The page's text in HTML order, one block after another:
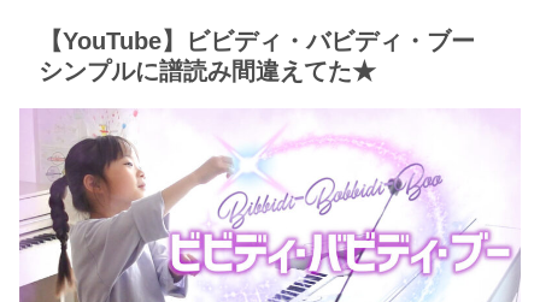
【YouTube】ビビディ・バビディ・ブー
シンプルに譜読み間違えてた★